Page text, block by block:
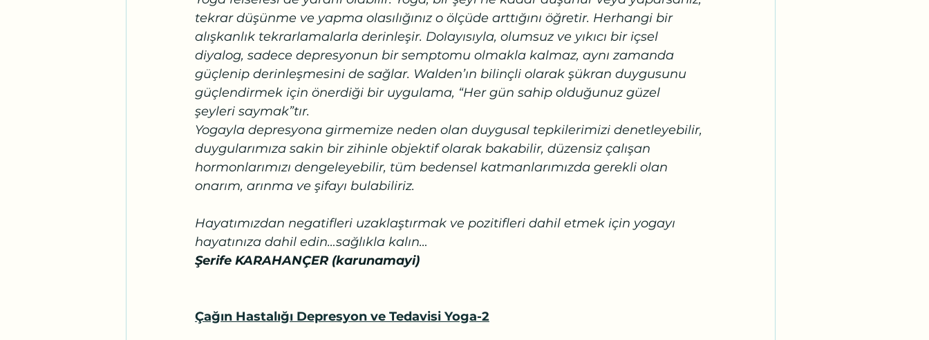
tekrar düşünme ve yapma olasılığınız o ölçüde arttığını öğretir. Herhangi bir
alışkanlık tekrarlamalarla derinleşir. Dolayısıyla, olumsuz ve yıkıcı bir içsel
diyalog, sadece depresyonun bir semptomu olmakla kalmaz, aynı zamanda
güçlenip derinleşmesini de sağlar. Walden’ın bilinçli olarak şükran duygusunu
güçlendirmek için önerdiği bir uygulama, “Her gün sahip olduğunuz güzel
şeyleri saymak”tır.
Yogayla depresyona girmemize neden olan duygusal tepkilerimizi denetleyebilir,
duygularımıza sakin bir zihinle objektif olarak bakabilir, düzensiz çalışan
hormonlarımızı dengeleyebilir, tüm bedensel katmanlarımızda gerekli olan
onarım, arınma ve şifayı bulabiliriz.
Hayatımızdan negatifleri uzaklaştırmak ve pozitifleri dahil etmek için yogayı
hayatınıza dahil edin…sağlıkla kalın…
Şerife KARAHANÇER (karunamayi)
Çağın Hastalığı Depresyon ve Tedavisi Yoga-2